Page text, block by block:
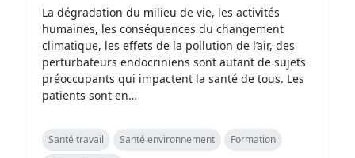
La dégradation du milieu de vie, les activités
humaines, les conséquences du changement
climatique, les effets de la pollution de l’air, des
perturbateurs endocriniens sont autant de sujets
préoccupants qui impactent la santé de tous. Les
patients sont en…
Santé travail Santé environnement
Formation